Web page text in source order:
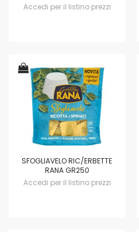
Accedi per il listino prezzi
SFOGLIAVELO RIC/ERBETTE
RANA GR250
Accedi per il listino prezzi